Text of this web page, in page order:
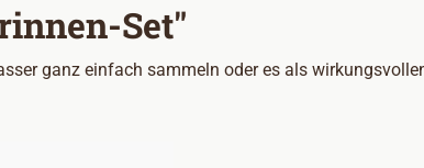
Set"
ganz einfach sammeln oder es als